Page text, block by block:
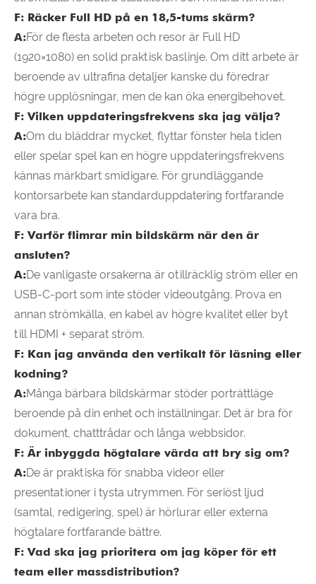
F: Räcker Full HD på en 18,5-tums skärm?
A:För de flesta arbeten och resor är Full HD
(1920×1080) en solid praktisk baslinje. Om ditt arbete är
beroende av ultrafina detaljer kanske du föredrar
högre upplösningar, men de kan öka energibehovet.
F: Vilken uppdateringsfrekvens ska jag välja?
A:Om du bläddrar mycket, flyttar fönster hela tiden
eller spelar spel kan en högre uppdateringsfrekvens
kännas märkbart smidigare. För grundläggande
kontorsarbete kan standarduppdatering fortfarande
vara bra.
F: Varför flimrar min bildskärm när den är
ansluten?
A:De vanligaste orsakerna är otillräcklig ström eller en
USB-C-port som inte stöder videoutgång. Prova en
annan strömkälla, en kabel av högre kvalitet eller byt
till HDMI + separat ström.
F: Kan jag använda den vertikalt för läsning eller
kodning?
A:Många bärbara bildskärmar stöder porträttläge
beroende på din enhet och inställningar. Det är bra för
dokument, chatttrådar och långa webbsidor.
F: Är inbyggda högtalare värda att bry sig om?
A:De är praktiska för snabba videor eller
presentationer i tysta utrymmen. För seriöst ljud
(samtal, redigering, spel) är hörlurar eller externa
högtalare fortfarande bättre.
F: Vad ska jag prioritera om jag köper för ett
team eller massdistribution?